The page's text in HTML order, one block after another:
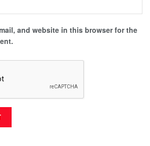
and website in this browser for the